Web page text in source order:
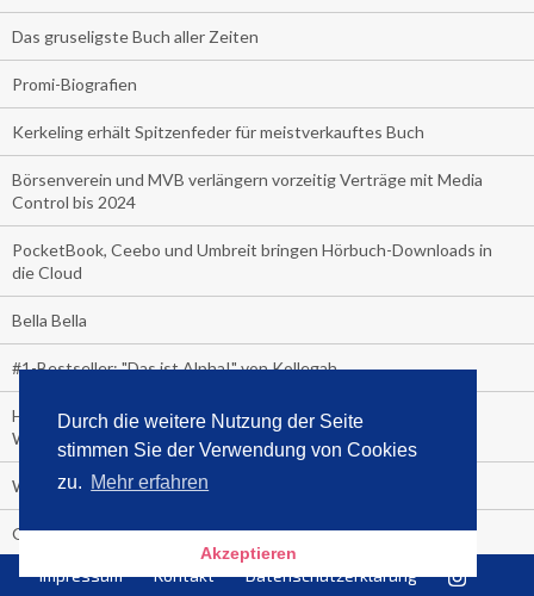
Durch die weitere Nutzung der Seite
stimmen Sie der Verwendung von Cookies
zu. Mehr erfahren
Akzeptieren
Das gruseligste Buch aller Zeiten
Promi-Biografien
Kerkeling erhält Spitzenfeder für meistverkauftes Buch
Börsenverein und MVB verlängern vorzeitig Verträge mit Media
Control bis 2024
PocketBook, Ceebo und Umbreit bringen Hörbuch-Downloads in
die Cloud
Bella Bella
#1-Bestseller: "Das ist Alpha!" von Kollegah
Hammer! "Fear: Trump in the White House" (auf Englisch) von
Watergate-Urgestein
Wie alt sind die TV-Zuschauer
Geisterfahrer auf Überholspur
Gegen Einsamkeit: Single-Haushalte schauen täglich fast 6
Impressum Kontakt Datenschutzerklärung